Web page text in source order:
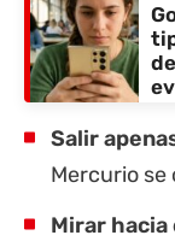
Salir
Mercurio
Mirar hacia